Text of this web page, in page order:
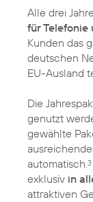
Alle drei
für Telefonie
Kunden das
deutschen
EU-Ausland
Die
genutzt
gewählte
automatisch.3
exklusiv in
attraktiven